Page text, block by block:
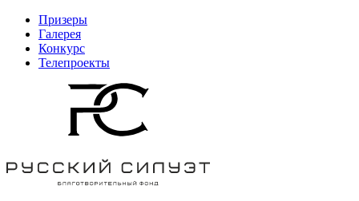
Призеры
Галерея
Конкурс
Телепроекты